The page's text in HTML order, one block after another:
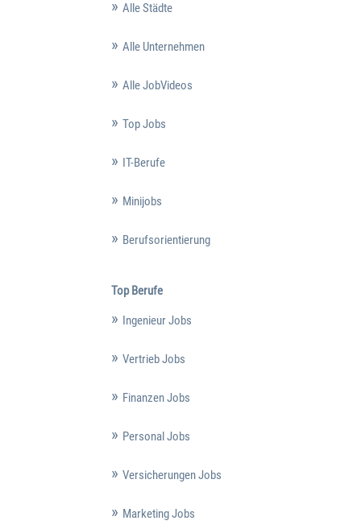
Alle Städte
Alle Unternehmen
Alle JobVideos
Top Jobs
IT-Berufe
Minijobs
Berufsorientierung
Top Berufe
Ingenieur Jobs
Vertrieb Jobs
Finanzen Jobs
Personal Jobs
Versicherungen Jobs
Marketing Jobs